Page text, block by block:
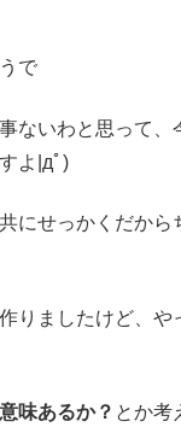
で
ないわと思って、
よ|дﾟ)
にせっかくだから
りましたけど、や
味あるか？ とか考